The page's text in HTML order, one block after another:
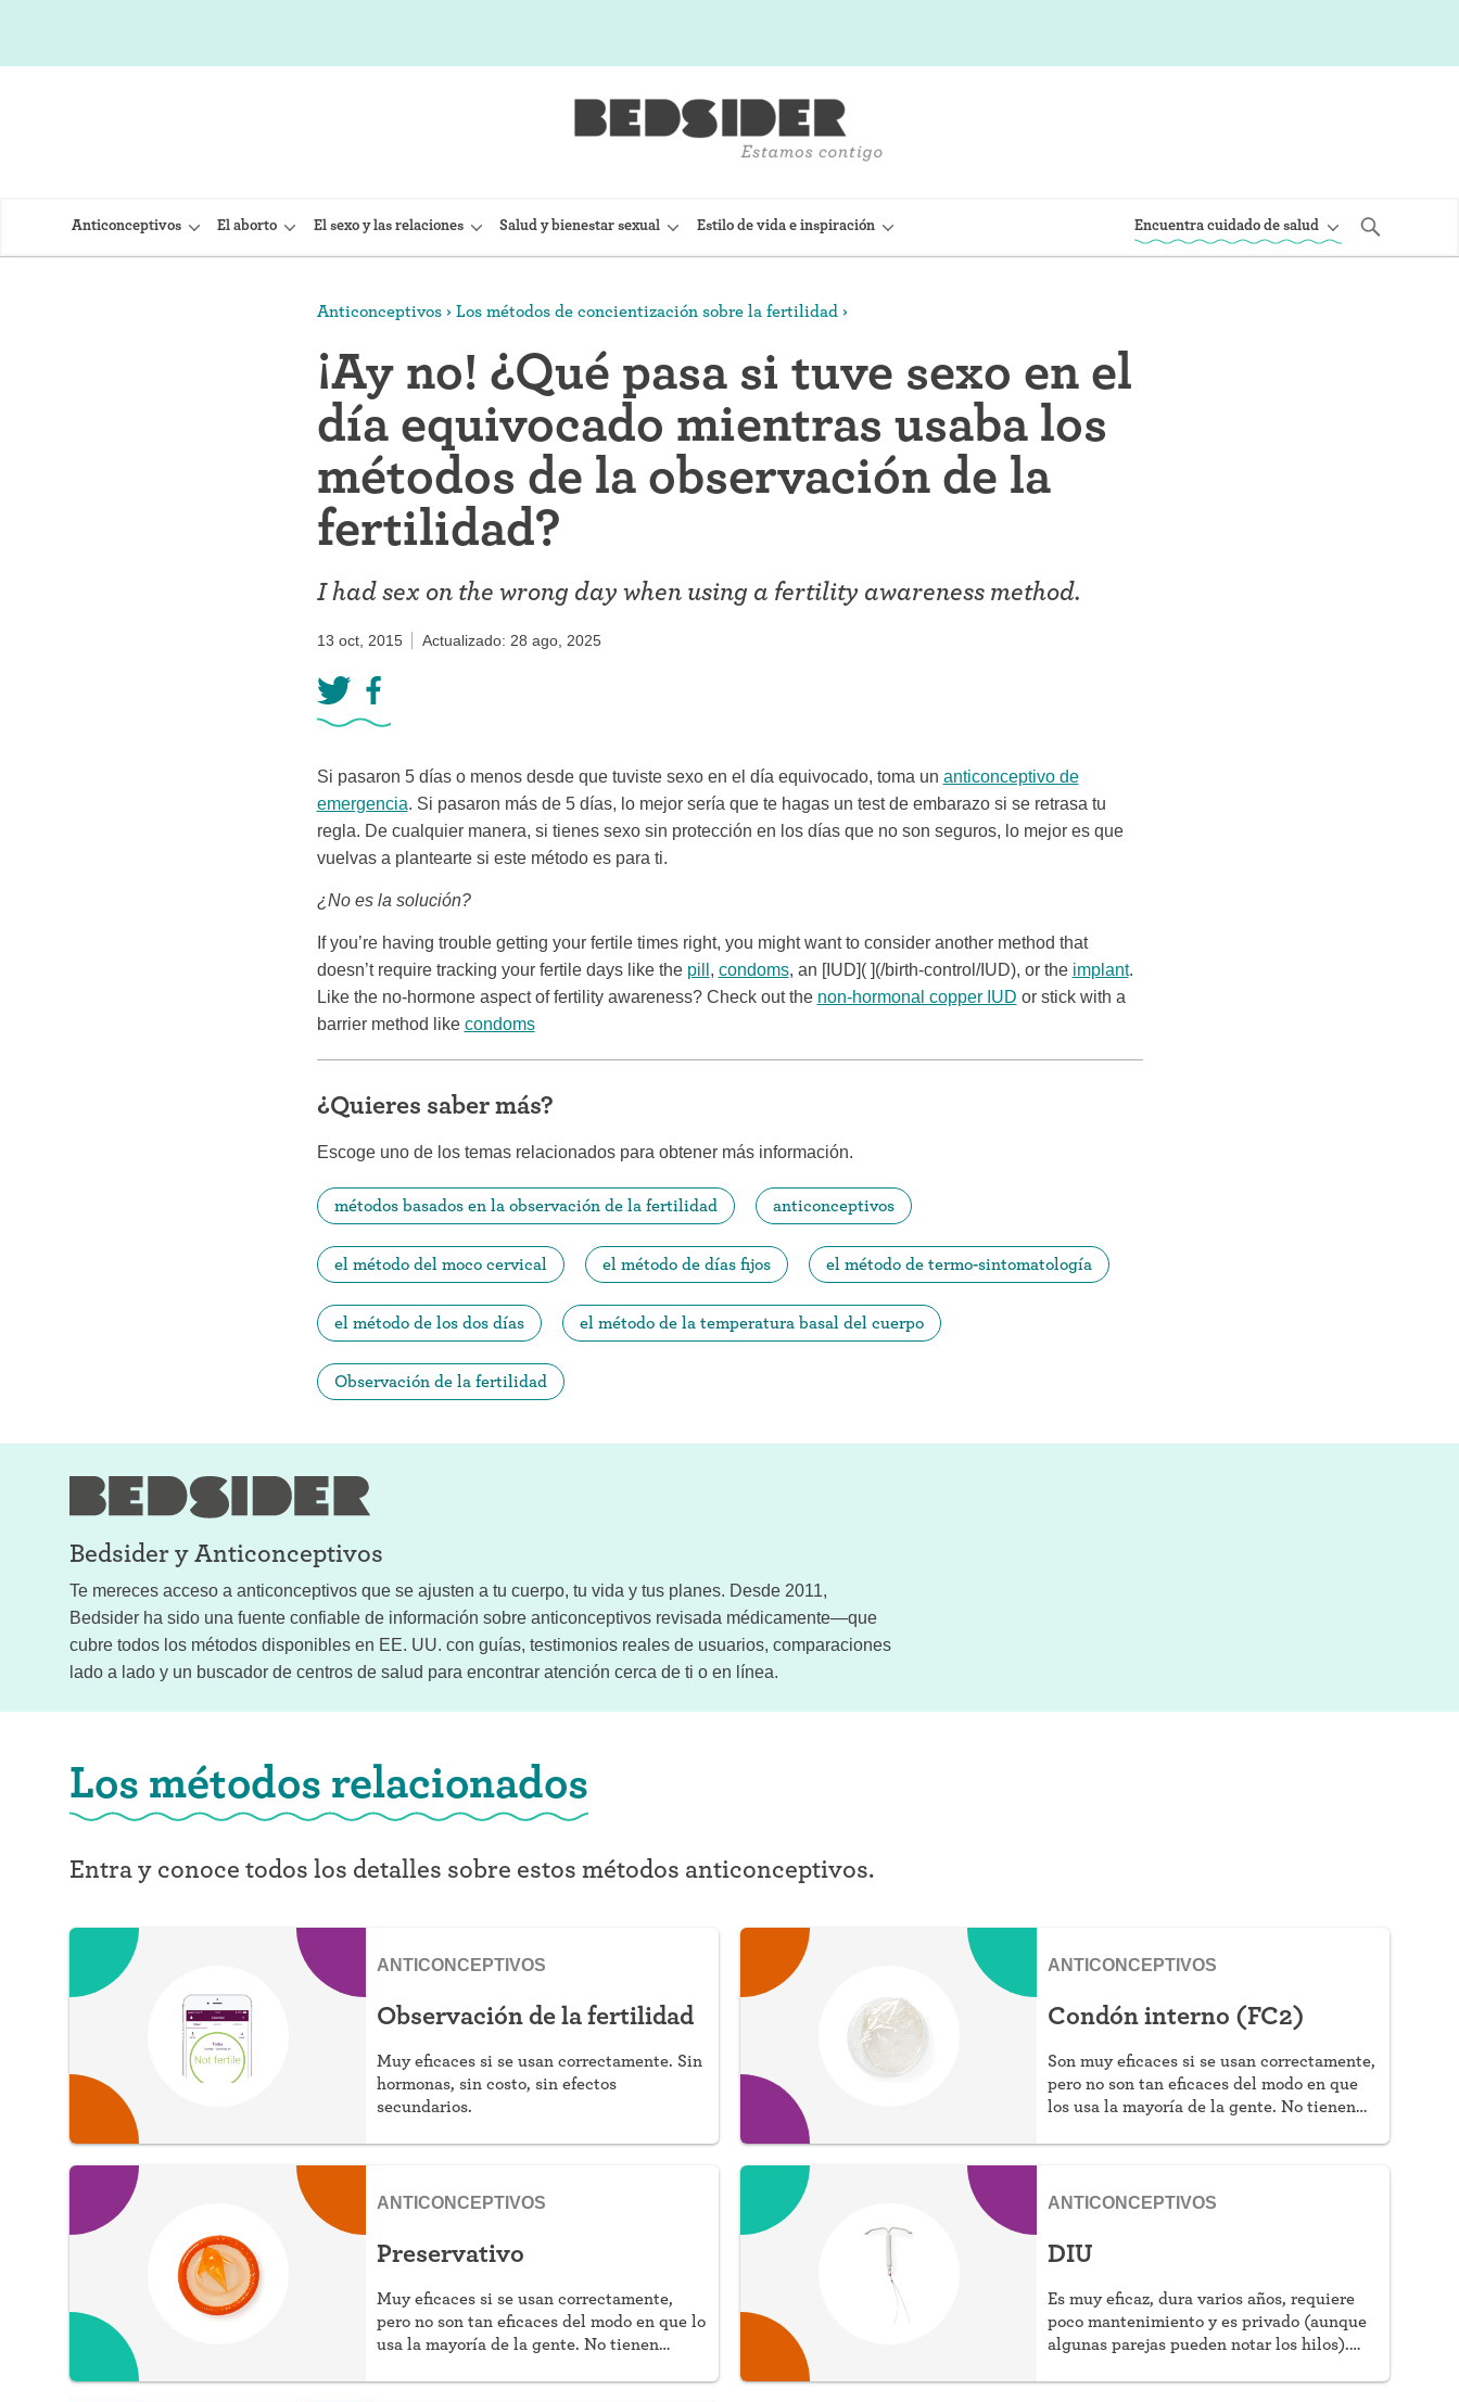
Anticonceptivos
Implante (Nexplanon)
Inyección anticonceptiva (Depo-
Provera)
Anillo anticonceptivo
Parche anticonceptivo
Píldora anticonceptiva
Diafragma
Capuchón cervical
Observación de la fertilidad
Espermicidas y geles
Esterilización
El aborto El sexo y las relaciones Salud y bienestar sexual Estilo de vida e inspiración Encuentra cuidado de salud
Anticonceptivos Los métodos de concientización sobre la fertilidad
¡Ay no! ¿Qué pasa si tuve sexo en el
día equivocado mientras usaba los
métodos de la observación de la
fertilidad?
I had sex on the wrong day when using a fertility awareness method.
13 oct, 2015 Actualizado: 28 ago, 2025
Si pasaron 5 días o menos desde que tuviste sexo en el día equivocado, toma un anticonceptivo de
emergencia. Si pasaron más de 5 días, lo mejor sería que te hagas un test de embarazo si se retrasa tu
regla. De cualquier manera, si tienes sexo sin protección en los días que no son seguros, lo mejor es que
vuelvas a plantearte si este método es para ti.
¿No es la solución?
If you’re having trouble getting your fertile times right, you might want to consider another method that
doesn’t require tracking your fertile days like the pill , condoms, an [IUD]( ](/birth-control/IUD), or the implant.
Like the no-hormone aspect of fertility awareness? Check out the non-hormonal copper IUD or stick with a
barrier method like condoms
¿Quieres saber más?
Escoge uno de los temas relacionados para obtener más información.
métodos basados en la observación de la fertilidad anticonceptivos
el método del moco cervical el método de días fijos el método de termo-sintomatología
el método de los dos días el método de la temperatura basal del cuerpo
Observación de la fertilidad
Bedsider yAnticonceptivos
Te mereces acceso a anticonceptivos que se ajusten a tu cuerpo, tu vida y tus planes. Desde 2011,
Bedsider ha sido una fuente confiable de información sobre anticonceptivos revisada médicamente—que
cubre todos los métodos disponibles en EE. UU. con guías, testimonios reales de usuarios, comparaciones
lado a lado y un buscador de centros de salud para encontrar atención cerca de ti o en línea.
Los métodos relacionados
Entra y conoce todos los detalles sobre estos métodos anticonceptivos.
ANTICONCEPTIVOS
Observación de la fertilidad
Muy eficaces si se usan correctamente. Sin
hormonas, sin costo, sin efectos
secundarios.
ANTICONCEPTIVOS
Condón interno (FC2)
Son muy eficaces si se usan correctamente,
pero no son tan eficaces del modo en que
los usa la mayoría de la gente. No tienen
ideales para las personas alérgicas al látex.
ANTICONCEPTIVOS
Preservativo
Muy eficaces si se usan correctamente,
pero no son tan eficaces del modo en que lo
usa la mayoría de la gente. No tienen
requieren receta, pero sí esfuerzo.
ANTICONCEPTIVOS
DIU
Es muy eficaz, dura varios años, requiere
poco mantenimiento y es privado (aunque
algunas parejas pueden notar los hilos).
hormonal.